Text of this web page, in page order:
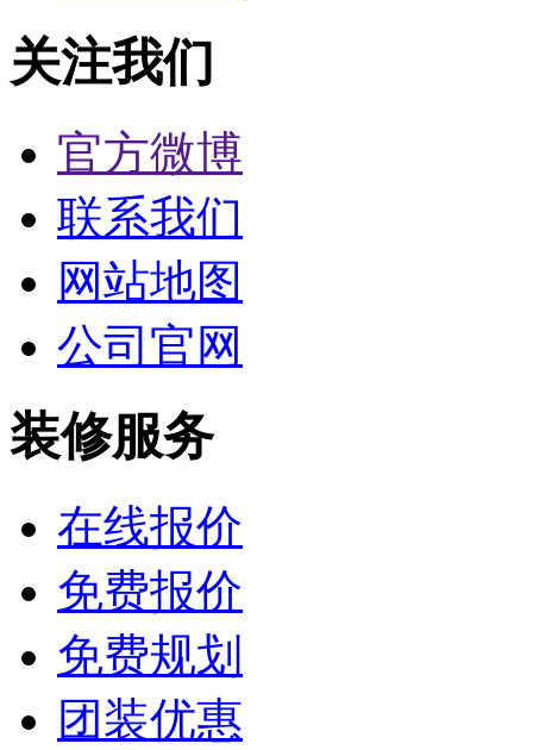
关注我们
官方微博
联系我们
网站地图
公司官网
装修服务
在线报价
免费报价
免费规划
团装优惠